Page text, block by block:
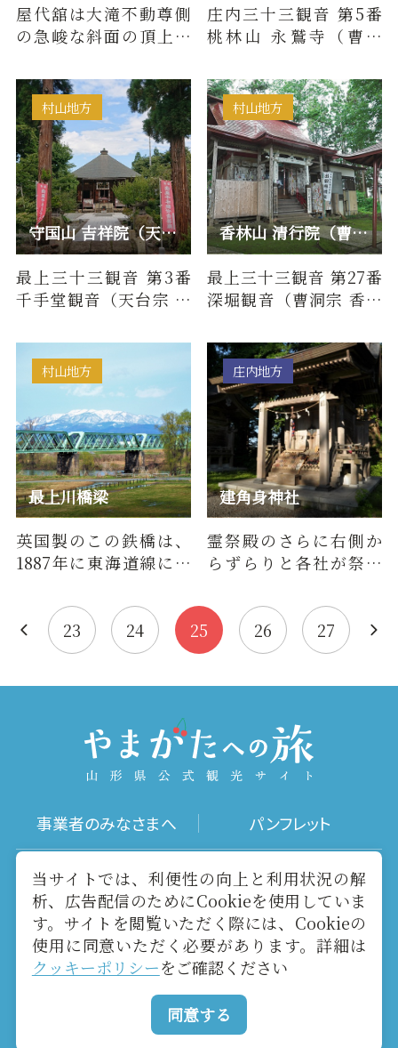
屋代舘は大滝不動尊側
の急峻な斜面の頂上部
郭式縄張りの山城であ
る。そ…
庄内三十三観音 第5番
桃林山 永鷲寺（曹洞
（由来・歴史）観音堂
は正徳年…
守国山 吉祥院（天台宗）/ 最上三十三観音 第3番 千手堂観音
村山地方
最上三十三観音 第3番
千手堂観音（天台宗 守
■百物語（由来・歴
史）奈良…
香林山 清行院（曹洞宗）/ 最上三十三観音 第27番 深堀観音
村山地方
最上三十三観音 第27番
深堀観音（曹洞宗 香林
百物語（由来・歴史）
本尊…
最上川橋梁
村山地方
英国製のこの鉄橋は、
1887年に東海道線に架
1921年にJR東日本左沢
線の最上…
建角身神社
庄内地方
霊祭殿のさらに右側か
らずらりと各社が祭ら
守護神として、 履物を
奉ず…
23 24 25 26 27
事業者のみなさまへ パンフレット
写真ダウンロード 動画ギャラリー
お役立ちリンク 当サイトについて
メールマガジン お問い合わせ
Copyright yamagatakanko.com 2020-2026 All Rights
当サイトでは、利便性の向上と利用状況の解
析、広告配信のためにCookieを使用していま
す。サイトを閲覧いただく際には、Cookieの
使用に同意いただく必要があります。詳細は
クッキーポリシーをご確認ください
同意する